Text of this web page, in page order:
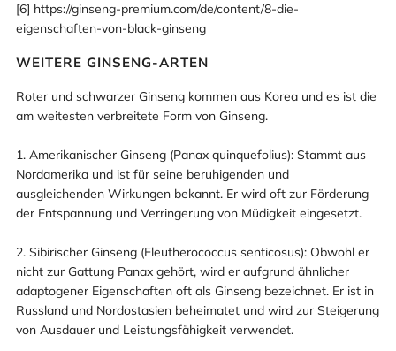
[6] https://ginseng-premium.com/de/content/8-die-
eigenschaften-von-black-ginseng
WEITERE GINSENG-ARTEN
Roter und schwarzer Ginseng kommen aus Korea und es ist die
am weitesten verbreitete Form von Ginseng.
1. Amerikanischer Ginseng (Panax quinquefolius): Stammt aus
Nordamerika und ist für seine beruhigenden und
ausgleichenden Wirkungen bekannt. Er wird oft zur Förderung
der Entspannung und Verringerung von Müdigkeit eingesetzt.
2. Sibirischer Ginseng (Eleutherococcus senticosus): Obwohl er
nicht zur Gattung Panax gehört, wird er aufgrund ähnlicher
adaptogener Eigenschaften oft als Ginseng bezeichnet. Er ist in
Russland und Nordostasien beheimatet und wird zur Steigerung
von Ausdauer und Leistungsfähigkeit verwendet.